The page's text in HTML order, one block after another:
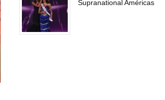
Supranational Américas